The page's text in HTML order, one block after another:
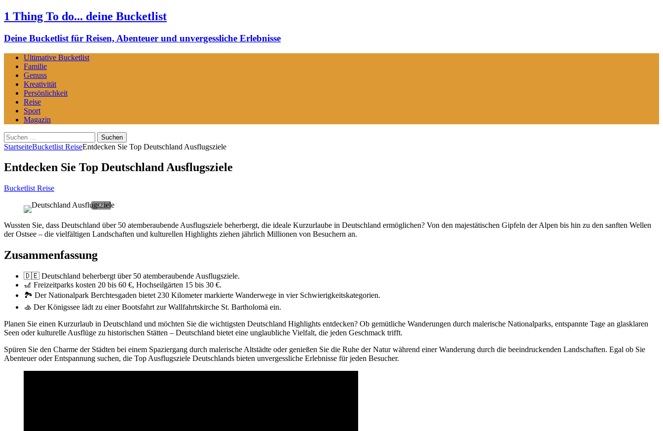
1 Thing To do... deine Bucketlist
Deine Bucketlist für Reisen, Abenteuer und unvergessliche Erlebnisse
Ultimative Bucketlist
Familie
Genuss
Kreativität
Persönlichkeit
Reise
Sport
Magazin
Suchen
nach:
StartseiteBucketlist ReiseEntdecken Sie Top Deutschland Ausflugsziele
Entdecken Sie Top Deutschland Ausflugsziele
Bucketlist Reise
Wussten Sie, dass Deutschland über 50 atemberaubende Ausflugsziele beherbergt, die ideale Kurzurlaube in Deutschland ermöglichen? Von den majestätischen Gipfeln der Alpen bis hin zu den sanften Wellen
der Ostsee – die vielfältigen Landschaften und kulturellen Highlights ziehen jährlich Millionen von Besuchern an.
Zusammenfassung
🇩🇪 Deutschland beherbergt über 50 atemberaubende Ausflugsziele.
🎢 Freizeitparks kosten 20 bis 60 €, Hochseilgärten 15 bis 30 €.
🏞️ Der Nationalpark Berchtesgaden bietet 230 Kilometer markierte Wanderwege in vier Schwierigkeitskategorien.
🚣 Der Königssee lädt zu einer Bootsfahrt zur Wallfahrtskirche St. Bartholomä ein.
Planen Sie einen Kurzurlaub in Deutschland und möchten Sie die wichtigsten Deutschland Highlights entdecken? Ob gemütliche Wanderungen durch malerische Nationalparks, entspannte Tage an glasklaren
Seen oder kulturelle Ausflüge zu historischen Stätten – Deutschland bietet eine unglaubliche Vielfalt, die jeden Geschmack trifft.
Spüren Sie den Charme der Städten bei einem Spaziergang durch malerische Altstädte oder genießen Sie die Ruhe der Natur während einer Wanderung durch die beeindruckenden Landschaften. Egal ob Sie
Abenteuer oder Entspannung suchen, die Top Ausflugsziele Deutschlands bieten unvergessliche Erlebnisse für jeden Besucher.